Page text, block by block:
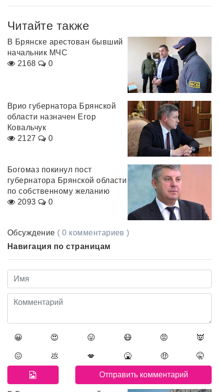
Читайте также
В Брянске арестован бывший
начальник МЧС
2168
0
Врио губернатора Брянской
области назначен Егор
Ковальчук
2127
0
Богомаз покинул пост
губернатора Брянской области
по собственному желанию
2093
0
Обсуждение ( 0 комментариев )
Навигация по страницам
😀 😍 😛 😷 😡 👿
😖 💩 💋 🤮 🤑 🤫